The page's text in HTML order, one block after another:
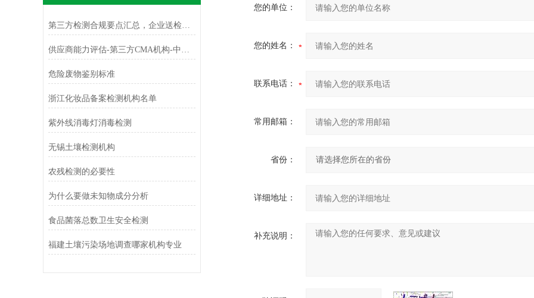
第三方检测合规要点汇总，企业送检参考指南
​供应商能力评估-第三方CMA机构-中科检测
危险废物鉴别标准
浙江化妆品备案检测机构名单
紫外线消毒灯消毒检测
无锡土壤检测机构
农残检测的必要性
为什么要做未知物成分分析
食品菌落总数卫生安全检测
福建土壤污染场地调查哪家机构专业
您的单位：
您的姓名：
联系电话：
常用邮箱：
省份：
详细地址：
补充说明：